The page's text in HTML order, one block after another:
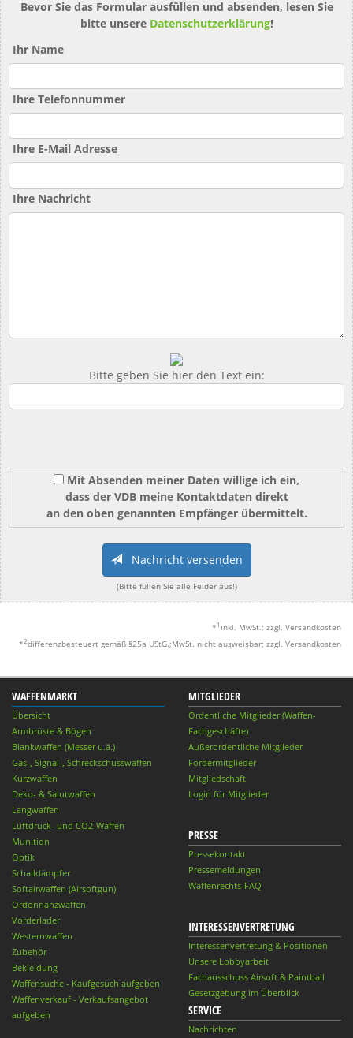
Bevor Sie das Formular ausfüllen und absenden, lesen Sie
bitte unsere Datenschutzerklärung!
Ihr Name
Ihre Telefonnummer
Ihre E-Mail Adresse
Ihre Nachricht
Bitte geben Sie hier den Text ein:
Mit Absenden meiner Daten willige ich ein,
dass der VDB meine Kontaktdaten direkt
an den oben genannten Empfänger übermittelt.
Nachricht versenden
(Bitte füllen Sie alle Felder aus!)
* 1 inkl. MwSt.; zzgl. Versandkosten
*2differenzbesteuert gemäß §25a UStG.;MwSt. nicht ausweisbar; zzgl. Versandkosten
WAFFENMARKT
Übersicht
Armbrüste & Bögen
Blankwaffen (Messer u.ä.)
Gas-, Signal-, Schreckschusswaffen
Kurzwaffen
Deko- & Salutwaffen
Langwaffen
Luftdruck- und CO2-Waffen
Munition
Optik
Schalldämpfer
Softairwaffen (Airsoftgun)
Ordonnanzwaffen
Vorderlader
Westernwaffen
Zubehör
Bekleidung
Waffensuche - Kaufgesuch aufgeben
Waffenverkauf - Verkaufsangebot
aufgeben
MITGLIEDER
Ordentliche Mitglieder (Waffen-
Fachgeschäfte)
Außerordentliche Mitglieder
Fördermitglieder
Mitgliedschaft
Login für Mitglieder
PRESSE
Pressekontakt
Pressemeldungen
Waffenrechts-FAQ
INTERESSENVERTRETUNG
Interessenvertretung & Positionen
Unsere Lobbyarbeit
Fachausschuss Airsoft & Paintball
Gesetzgebung im Überblick
SERVICE
Nachrichten